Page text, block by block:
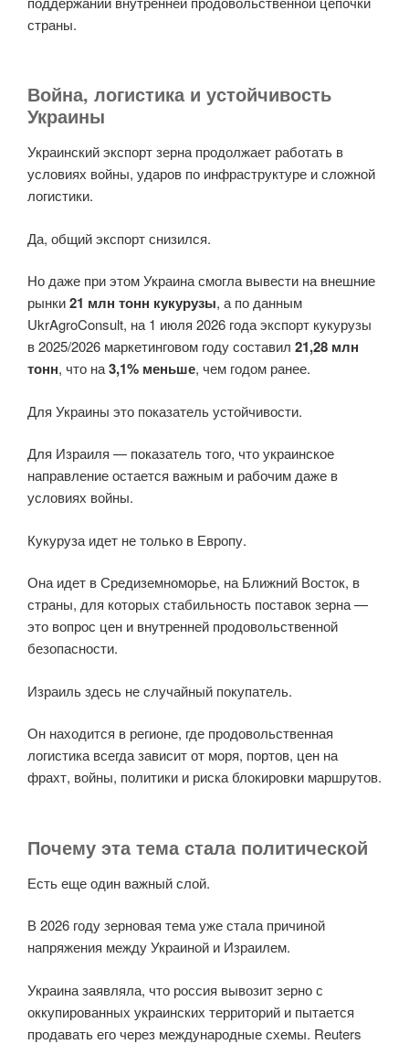
страны.
Война, логистика и устойчивость
Украины
Украинский экспорт зерна продолжает работать в
условиях войны, ударов по инфраструктуре и сложной
логистики.
Да, общий экспорт снизился.
Но даже при этом Украина смогла вывести на внешние
рынки21 млн тонн кукурузы, а по данным
UkrAgroConsult, на 1 июля 2026 года экспорт кукурузы
в 2025/2026 маркетинговом году составил 21,28 млн
тонн, что на3,1% меньше, чем годом ранее.
Для Украины это показатель устойчивости.
Для Израиля — показатель того, что украинское
направление остается важным и рабочим даже в
условиях войны.
Кукуруза идет не только в Европу.
Она идет в Средиземноморье, на Ближний Восток, в
страны, для которых стабильность поставок зерна —
это вопрос цен и внутренней продовольственной
безопасности.
Израиль здесь не случайный покупатель.
Он находится в регионе, где продовольственная
логистика всегда зависит от моря, портов, цен на
фрахт, войны, политики и риска блокировки маршрутов.
Почему эта тема стала политической
Есть еще один важный слой.
В 2026 году зерновая тема уже стала причиной
напряжения между Украиной и Израилем.
Украина заявляла, что россия вывозит зерно с
оккупированных украинских территорий и пытается
продавать его через международные схемы. Reuters